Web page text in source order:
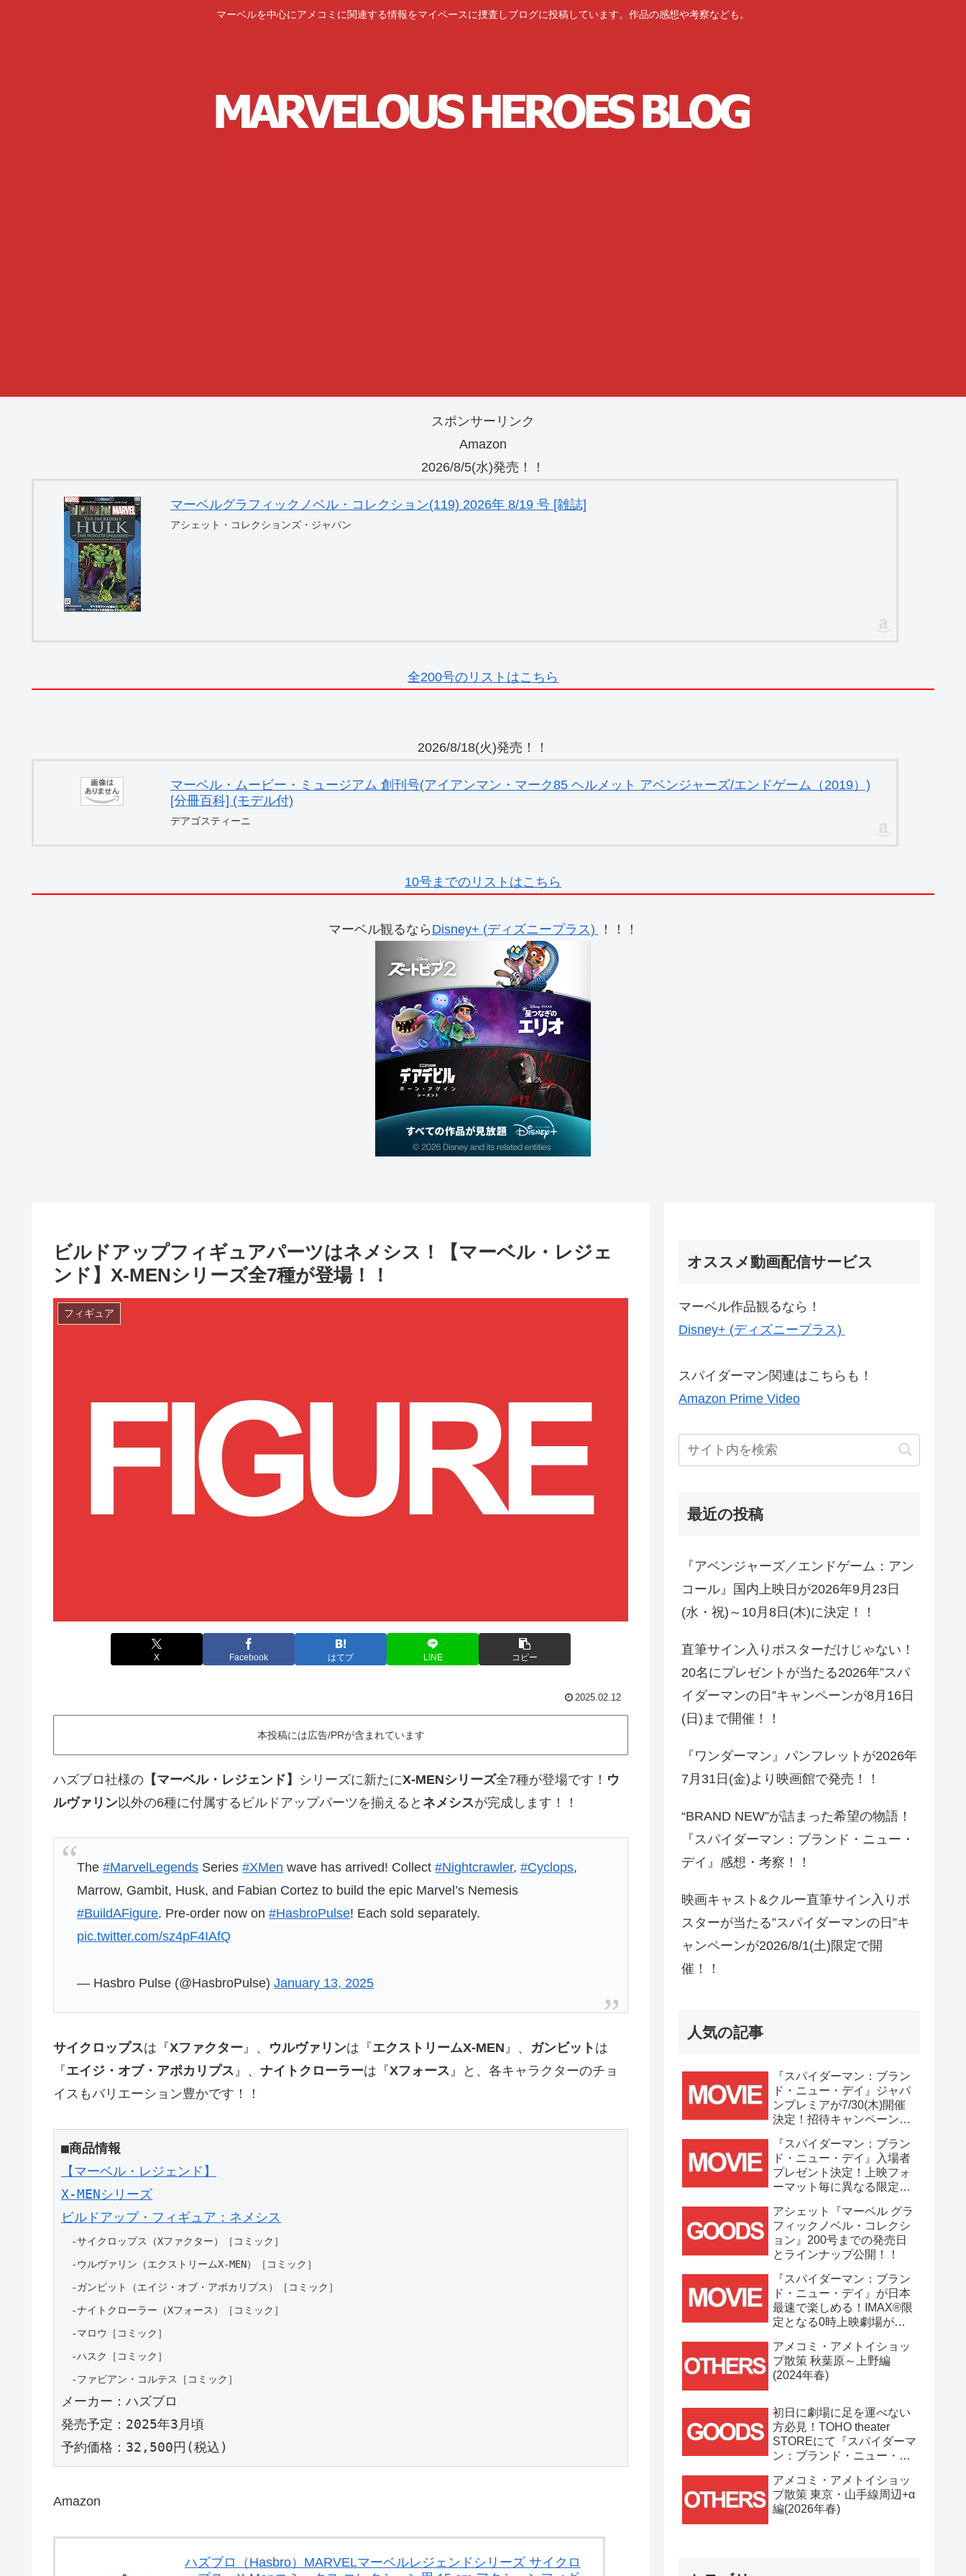
マーベルを中心にアメコミに関連する情報をマイペースに捜査しブログに投稿しています。作品の感想や考察なども。
スポンサーリンク
Amazon
2026/8/5(水)発売！！
マーベルグラフィックノベル・コレクション(119) 2026年 8/19 号 [雑誌]
アシェット・コレクションズ・ジャパン
全200号のリストはこちら
2026/8/18(火)発売！！
マーベル・ムービー・ミュージアム 創刊号(アイアンマン・マーク85 ヘルメット アベンジャーズ/エンドゲーム（2019）)
[分冊百科] (モデル付)
デアゴスティーニ
10号までのリストはこちら
マーベル観るなら Disney+ (ディズニープラス) ！！！
ビルドアップフィギュアパーツはネメシス！【マーベル・レジェ
ンド】X-MENシリーズ全7種が登場！！
フィギュア
X Facebook はてブ LINE コピー
2025.02.12
本投稿には広告/PRが含まれています
ハズブロ社様の 【マーベル・レジェンド】 シリーズに新たにX-MENシリーズ全7種が登場です！ ウ
ルヴァリン以外の6種に付属するビルドアップパーツを揃えると ネメシスが完成します！！
The#MarvelLegends Series#XMen wave has arrived! Collect#Nightcrawler,#Cyclops,
Marrow, Gambit, Husk, and Fabian Cortez to build the epic Marvel’s Nemesis
#BuildAFigure. Pre-order now on#HasbroPulse! Each sold separately.
pic.twitter.com/sz4pF4IAfQ
— Hasbro Pulse (@HasbroPulse)January 13, 2025
サイクロップスは『Xファクター』、 ウルヴァリンは『エクストリームX-MEN』、 ガンビット は
『エイジ・オブ・アポカリプス』、 ナイトクローラーは『Xフォース』と、各キャラクターのチョ
イスもバリエーション豊かです！！
■商品情報
【マーベル・レジェンド】
X-MENシリーズ
ビルドアップ・フィギュア：ネメシス
-サイクロップス（Xファクター）［コミック］
-ウルヴァリン（エクストリームX-MEN）［コミック］
-ガンビット（エイジ・オブ・アポカリプス）［コミック］
-ナイトクローラー（Xフォース）［コミック］
-マロウ［コミック］
-ハスク［コミック］
-ファビアン・コルテス［コミック］
メーカー：ハズブロ
発売予定：2025年3月頃
予約価格：32,500円(税込)
Amazon
ハズブロ（Hasbro）MARVELマーベルレジェンドシリーズ サイクロ
オススメ動画配信サービス
マーベル作品観るなら！
Disney+ (ディズニープラス)
スパイダーマン関連はこちらも！
Amazon Prime Video
最近の投稿
『アベンジャーズ／エンドゲーム：アン
コール』国内上映日が2026年9月23日
(水・祝)～10月8日(木)に決定！！
直筆サイン入りポスターだけじゃない！
20名にプレゼントが当たる2026年”スパ
イダーマンの日”キャンペーンが8月16日
(日)まで開催！！
『ワンダーマン』パンフレットが2026年
7月31日(金)より映画館で発売！！
“BRAND NEW”が詰まった希望の物語！
『スパイダーマン：ブランド・ニュー・
デイ』感想・考察！！
映画キャスト&クルー直筆サイン入りポ
スターが当たる”スパイダーマンの日”キ
ャンペーンが2026/8/1(土)限定で開
催！！
人気の記事
『スパイダーマン：ブラン
ド・ニュー・デイ』ジャパ
ンプレミアが7/30(木)開催
決定！招待キャンペーンは
中！！
『スパイダーマン：ブラン
ド・ニュー・デイ』入場者
プレゼント決定！上映フォ
ーマット毎に異なる限定ビ
える！！
アシェット『マーベル グラ
フィックノベル・コレクシ
ョン』200号までの発売日
とラインナップ公開！！
『スパイダーマン：ブラン
ド・ニュー・デイ』が日本
最速で楽しめる！IMAX®限
定となる0時上映劇場が決
アメコミ・アメトイショッ
プ散策 秋葉原～上野編
(2024年春)
初日に劇場に足を運べない
方必見！TOHO theater
STOREにて『スパイダーマ
ン：ブランド・ニュー・デ
7/31(金)11時より開始！！
アメコミ・アメトイショッ
プ散策 東京・山手線周辺+α
編(2026年春)